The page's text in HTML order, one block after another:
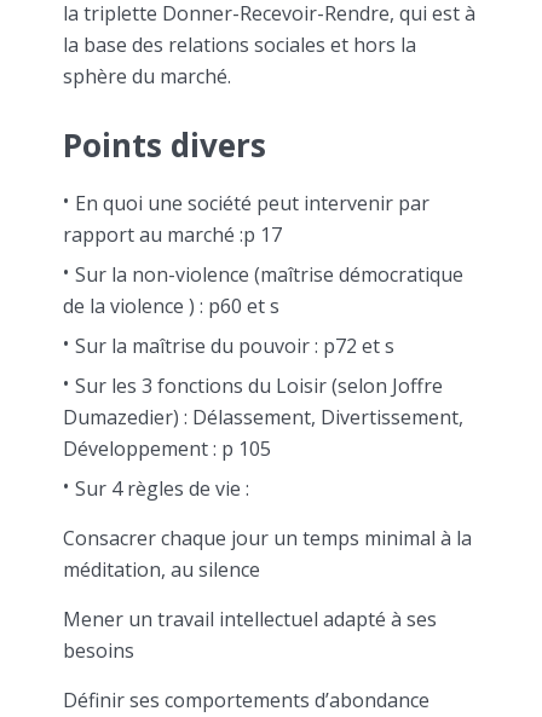
la triplette Donner-Recevoir-Rendre, qui est à
la base des relations sociales et hors la
sphère du marché.
Points divers
En quoi une société peut intervenir par
rapport au marché :p 17
Sur la non-violence (maîtrise démocratique
de la violence ) : p60 et s
Sur la maîtrise du pouvoir : p72 et s
Sur les 3 fonctions du Loisir (selon Joffre
Dumazedier) : Délassement, Divertissement,
Développement : p 105
Sur 4 règles de vie :
Consacrer chaque jour un temps minimal à la
méditation, au silence
Mener un travail intellectuel adapté à ses
besoins
Définir ses comportements d’abondance